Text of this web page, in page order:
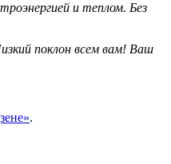
и теплом. Без
поклон всем вам! Ваш
.